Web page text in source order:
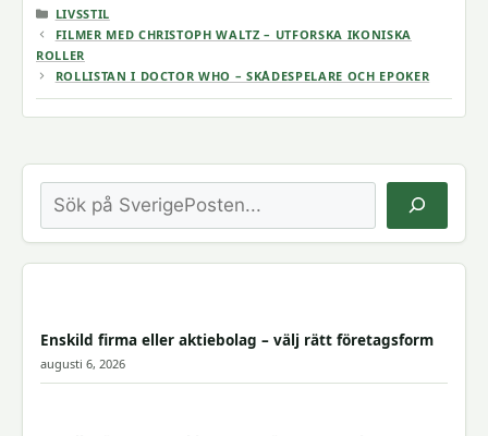
KATEGORIER
LIVSSTIL
FILMER MED CHRISTOPH WALTZ – UTFORSKA IKONISKA
ROLLER
ROLLISTAN I DOCTOR WHO – SKÅDESPELARE OCH EPOKER
Sök
Enskild firma eller aktiebolag – välj rätt företagsform
augusti 6, 2026